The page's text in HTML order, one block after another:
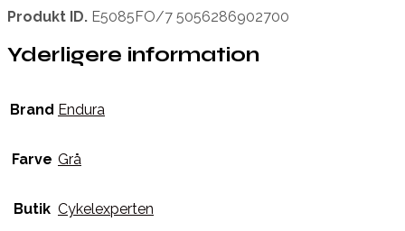
Produkt ID. E5085FO/7 5056286902700
Yderligere information
Brand Endura
Farve Grå
Butik Cykelexperten